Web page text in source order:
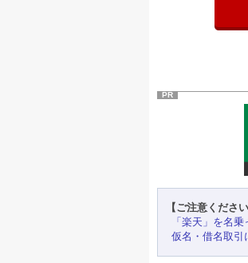
PR
【ご注意ください
「楽天」を名
仮名・借名取引